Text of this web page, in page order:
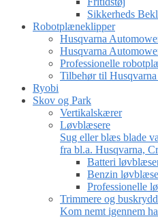
Sikkerheds
Robotplæneklipper
Husqvarna
Husqvarna
Professionelle
Tilbehør til
Ryobi
Skov og Park
Vertikalskærer
Løvblæsere
Sug eller blæs blade
fra bl.a. Husqvarna,
Batteri
Benzin
Professionelle
Trimmere og
Kom nemt igennem